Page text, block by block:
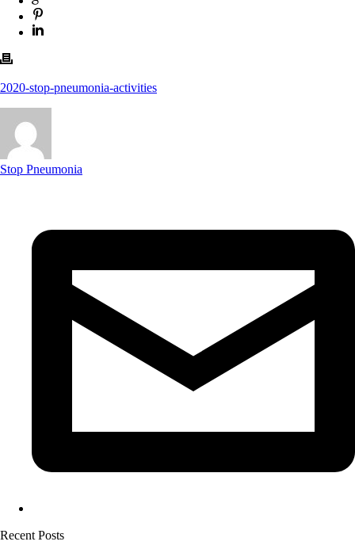
2020-stop-pneumonia-activities
Stop Pneumonia
Recent Posts